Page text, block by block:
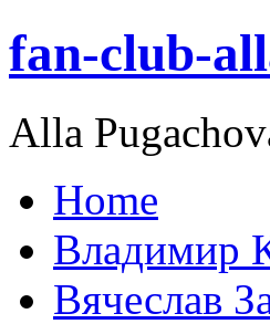
fan-club-
Alla
Home
Владимир
Вячеслав